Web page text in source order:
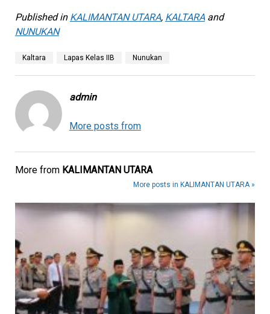
Published in KALIMANTAN UTARA, KALTARAand
NUNUKAN
Kaltara Lapas Kelas IIB Nunukan
admin
More posts from
More from KALIMANTAN UTARA
More posts in KALIMANTAN UTARA »